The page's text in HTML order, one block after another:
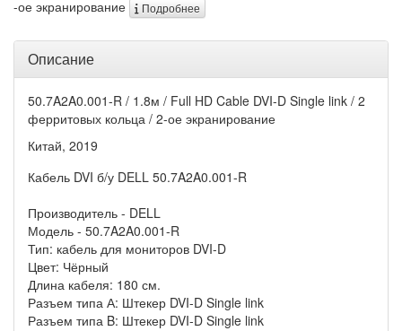
-ое экранирование
Подробнее
Описание
50.7A2A0.001-R / 1.8м / Full HD Cable DVI-D Single link / 2
ферритовых кольца / 2-ое экранирование
Китай, 2019
Кабель DVI б/у DELL 50.7A2A0.001-R
Производитель - DELL
Модель - 50.7A2A0.001-R
Тип: кабель для мониторов DVI-D
Цвет: Чёрный
Длина кабеля: 180 см.
Разъем типа А: Штекер DVI-D Single link
Разъем типа B: Штекер DVI-D Single link